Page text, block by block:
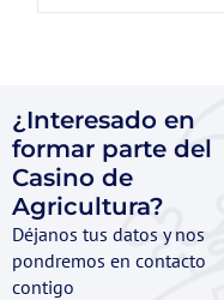
¿Interesado en
formar parte del
Casino de
Agricultura?
Déjanos tus datos y nos
pondremos en contacto
contigo